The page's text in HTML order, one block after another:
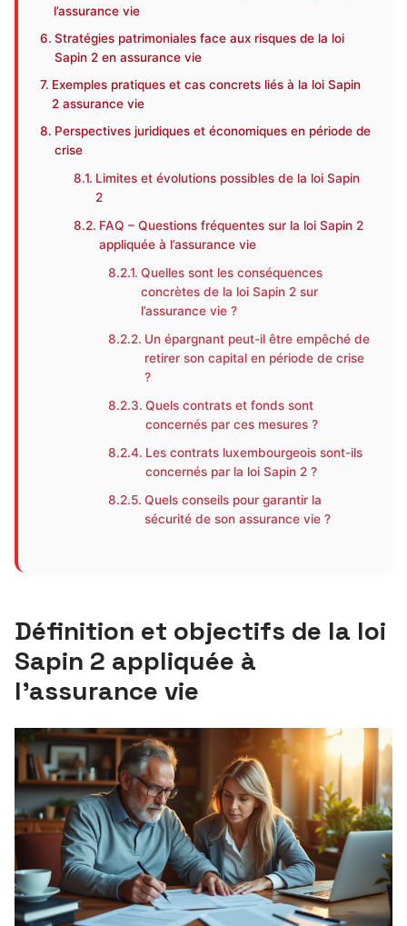
l’assurance vie
Stratégies patrimoniales face aux risques de la loi
Sapin 2 en assurance vie
Exemples pratiques et cas concrets liés à la loi Sapin
2 assurance vie
Perspectives juridiques et économiques en période de
crise
Limites et évolutions possibles de la loi Sapin
2
FAQ – Questions fréquentes sur la loi Sapin 2
appliquée à l’assurance vie
Quelles sont les conséquences
concrètes de la loi Sapin 2 sur
l’assurance vie ?
Un épargnant peut-il être empêché de
retirer son capital en période de crise
?
Quels contrats et fonds sont
concernés par ces mesures ?
Les contrats luxembourgeois sont-ils
concernés par la loi Sapin 2 ?
Quels conseils pour garantir la
sécurité de son assurance vie ?
Définition et objectifs de la loi
Sapin 2 appliquée à
l’assurance vie